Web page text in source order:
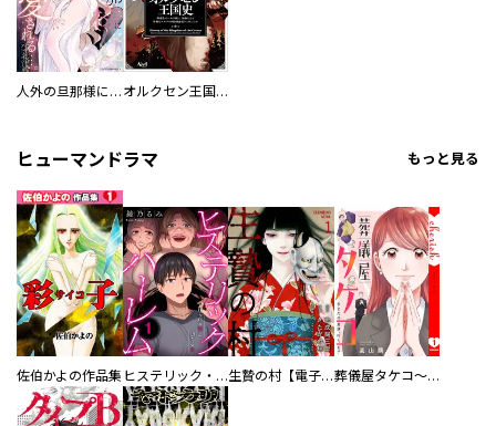
人外の旦那様に娶られ毎晩ナカまで愛される…。アンソロジー オルクセン王国史
ヒューマンドラマ もっと見る
佐伯かよの作品集 ヒステリック・ハーレム～搾られる男と堕ちる女～【電子単行本版】 生贄の村【電子単行本版】 葬儀屋タケコ～あなたの最期、叶えます【電子単行本版】